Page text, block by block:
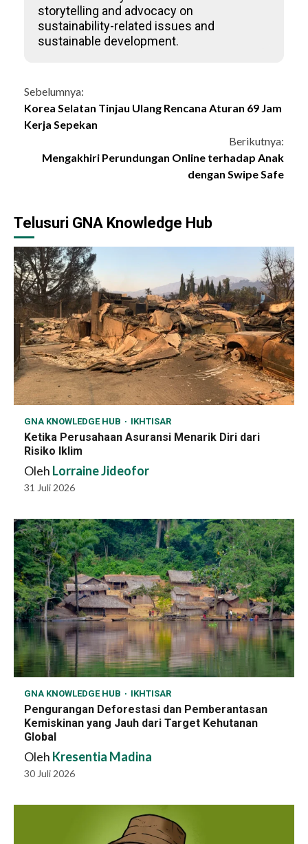
storytelling and advocacy on
sustainability-related issues and
sustainable development.
Continue
Reading
Sebelumnya:
Korea Selatan Tinjau Ulang Rencana Aturan 69 Jam
Kerja Sepekan
Berikutnya:
Mengakhiri Perundungan Online terhadap Anak
dengan Swipe Safe
Telusuri GNA Knowledge Hub
GNA KNOWLEDGE HUB IKHTISAR
Ketika Perusahaan Asuransi Menarik Diri dari
Risiko Iklim
Oleh Lorraine Jideofor
31 Juli 2026
GNA KNOWLEDGE HUB IKHTISAR
Pengurangan Deforestasi dan Pemberantasan
Kemiskinan yang Jauh dari Target Kehutanan
Global
Oleh Kresentia Madina
30 Juli 2026